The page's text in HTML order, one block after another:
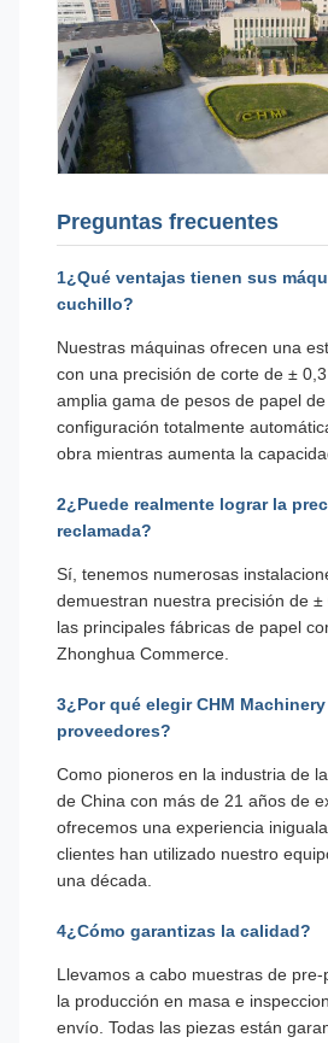
Preguntas frecuentes
1¿Qué ventajas tienen sus
cuchillo?
Nuestras máquinas ofrecen una
con una precisión de corte de ±
amplia gama de pesos de papel
configuración totalmente
obra mientras aumenta la
2¿Puede realmente lograr la
reclamada?
Sí, tenemos numerosas
demuestran nuestra precisión de
las principales fábricas de papel
Zhonghua Commerce.
3¿Por qué elegir CHM
proveedores?
Como pioneros en la industria de
de China con más de 21 años de
ofrecemos una experiencia
clientes han utilizado nuestro
una década.
4¿Cómo garantizas la calidad?
Llevamos a cabo muestras de
la producción en masa e
envío. Todas las piezas están